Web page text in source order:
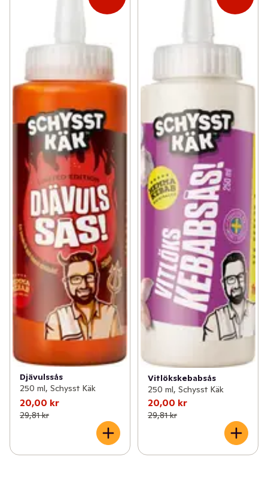
Djävulssås
250 ml, Schysst Käk
20,00 kr
29,81 kr
Vitlökskebabsås
250 ml, Schysst Käk
20,00 kr
29,81 kr